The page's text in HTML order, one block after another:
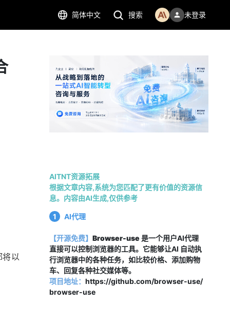
简体中文 搜索 未登录
将以
AITNT资源拓展
根据文章内容,系统为您匹配了更有价值的资源信
息。内容由AI生成,仅供参考
1 AI代理
【开源免费】 Browser-use 是一个用户AI代理
直接可以控制浏览器的工具。它能够让AI 自动执
行浏览器中的各种任务，如比较价格、添加购物
车、回复各种社交媒体等。
项目地址： https://github.com/browser-use/
browser-use